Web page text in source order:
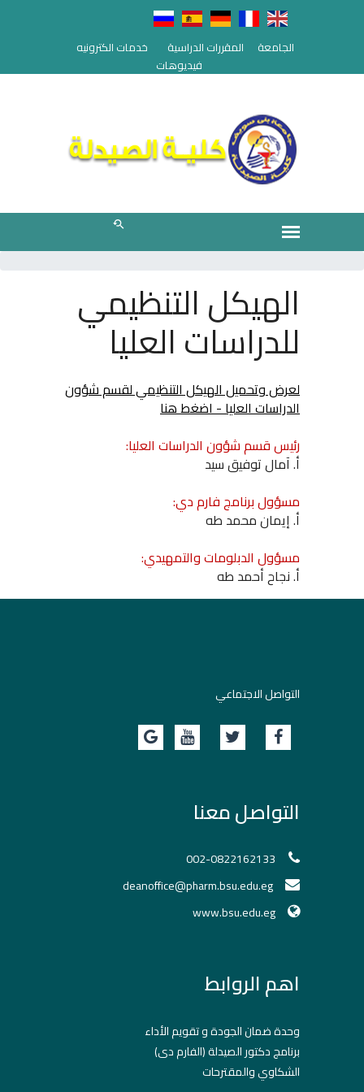
الجامعة المقررات الدراسية
خدمات الكترونيه
فيديوهات
الهيكل التنظيمي
للدراسات العليا
لعرض وتحميل الهيكل التنظيمي لقسم شؤون
الدراسات العليا - اضغط هنا
رئيس قسم شؤون الدراسات العليا:
أ. آمال توفيق سيد
مسؤول برنامج فارم دي:
أ. إيمان محمد طه
مسؤول الدبلومات والتمهيدي:
أ. نجاح أحمد طه
التواصل الاجتماعي
التواصل معنا
002-0822162133
www.bsu.edu.eg
اهم الروابط
وحدة ضمان الجودة و تقويم الأداء
برنامج دكتور الصيدلة (الفارم دى)
الشكاوي والمقترحات